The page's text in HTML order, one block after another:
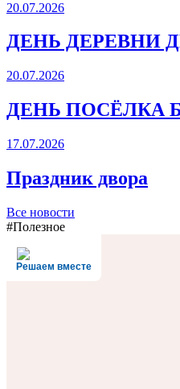
20.07.2026
ДЕНЬ ДЕРЕВНИ
20.07.2026
ДЕНЬ ПОСЁЛКА
17.07.2026
Праздник двора
Все новости
#Полезное
Решаем вместе